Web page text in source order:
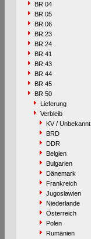
BR 04
BR 05
BR 06
BR 23
BR 24
BR 41
BR 43
BR 44
BR 45
BR 50
Lieferung
Verbleib
KV / Unbekannt
BRD
DDR
Belgien
Bulgarien
Dänemark
Frankreich
Jugoslawien
Niederlande
Österreich
Polen
Rumänien